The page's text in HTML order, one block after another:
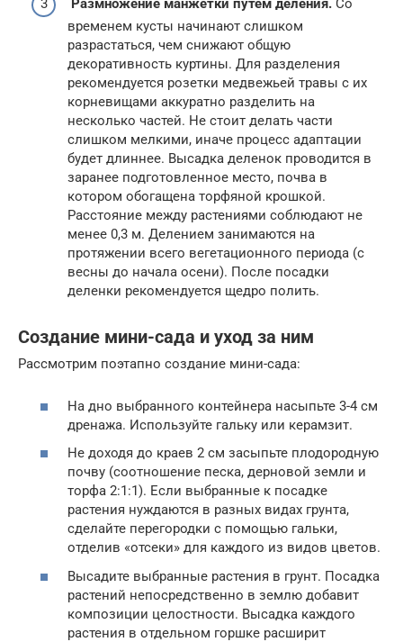
Размножение манжетки путем деления. Со
временем кусты начинают слишком
разрастаться, чем снижают общую
декоративность куртины. Для разделения
рекомендуется розетки медвежьей травы с их
корневищами аккуратно разделить на
несколько частей. Не стоит делать части
слишком мелкими, иначе процесс адаптации
будет длиннее. Высадка деленок проводится в
заранее подготовленное место, почва в
котором обогащена торфяной крошкой.
Расстояние между растениями соблюдают не
менее 0,3 м. Делением занимаются на
протяжении всего вегетационного периода (с
весны до начала осени). После посадки
деленки рекомендуется щедро полить.
Создание мини-сада и уход за ним
Рассмотрим поэтапно создание мини-сада:
На дно выбранного контейнера насыпьте 3-4 см
дренажа. Используйте гальку или керамзит.
Не доходя до краев 2 см засыпьте плодородную
почву (соотношение песка, дерновой земли и
торфа 2:1:1). Если выбранные к посадке
растения нуждаются в разных видах грунта,
сделайте перегородки с помощью гальки,
отделив «отсеки» для каждого из видов цветов.
Высадите выбранные растения в грунт. Посадка
растений непосредственно в землю добавит
композиции целостности. Высадка каждого
растения в отдельном горшке расширит